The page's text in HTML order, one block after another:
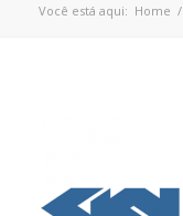
Você está aqui: Home /